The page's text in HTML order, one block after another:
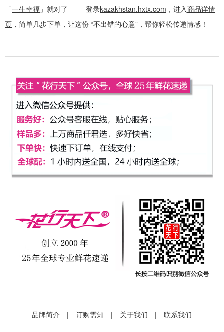
「一生幸福 」就对了 —— 登录kazakhstan.hxtx.com ，进入商品详情
页 ，简单几步下单，让这份 “不出错的心意” ，帮你轻松传递情感！
品牌简介 | 订购需知 | 关于我们 | 联系我们